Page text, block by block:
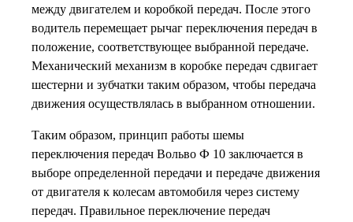
между двигателем и коробкой передач. После этого
водитель перемещает рычаг переключения передач в
положение, соответствующее выбранной передаче.
Механический механизм в коробке передач сдвигает
шестерни и зубчатки таким образом, чтобы передача
движения осуществлялась в выбранном отношении.
Таким образом, принцип работы шемы
переключения передач Вольво Ф 10 заключается в
выборе определенной передачи и передаче движения
от двигателя к колесам автомобиля через систему
передач. Правильное переключение передач